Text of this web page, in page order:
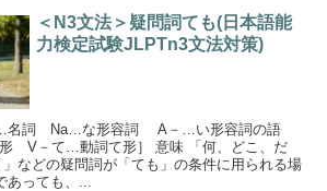
＜N3文法＞疑問詞ても(日本語能
力検定試験JLPTn3文法対策)
名詞 Na…な形容詞 A－…い形容詞の語
V－て…動詞て形］ 意味 「何、どこ、だ
などの疑問詞が「ても」の条件に用られる場
っても、...